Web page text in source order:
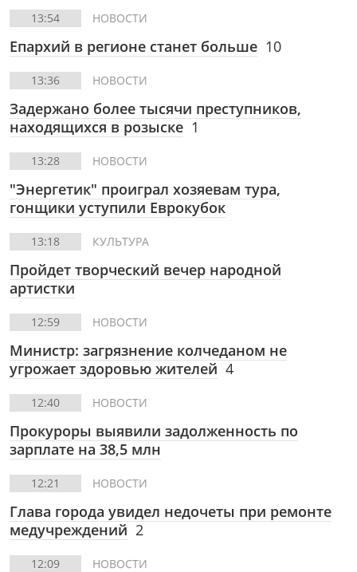
13:54 НОВОСТИ
Епархий в регионе станет больше 10
13:36 НОВОСТИ
Задержано более тысячи преступников,
находящихся в розыске 1
13:28 НОВОСТИ
"Энергетик" проиграл хозяевам тура,
гонщики уступили Еврокубок
13:18 КУЛЬТУРА
Пройдет творческий вечер народной
артистки
12:59 НОВОСТИ
Министр: загрязнение колчеданом не
угрожает здоровью жителей 4
12:40 НОВОСТИ
Прокуроры выявили задолженность по
зарплате на 38,5 млн
12:21 НОВОСТИ
Глава города увидел недочеты при ремонте
медучреждений 2
12:09 НОВОСТИ